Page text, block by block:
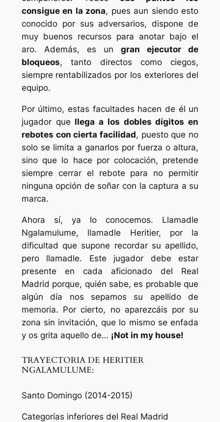
consigue en la zona, pues aun siendo esto
conocido por sus adversarios, dispone de
muy buenos recursos para anotar bajo el
aro. Además, es ungran ejecutor de
bloqueos, tanto directos como ciegos,
siempre rentabilizados por los exteriores del
equipo.
Por último, estas facultades hacen de él un
jugador que llega a los dobles dígitos en
rebotes con cierta facilidad, puesto que no
solo se limita a ganarlos por fuerza o altura,
sino que lo hace por colocación, pretende
siempre cerrar el rebote para no permitir
ninguna opción de soñar con la captura a su
marca.
Ahora sí, ya lo conocemos. Llamadle
Ngalamulume, llamadle Heritier, por la
dificultad que supone recordar su apellido,
pero llamadle. Este jugador debe estar
presente en cada aficionado del Real
Madrid porque, quién sabe, es probable que
algún día nos sepamos su apellido de
memoria. Por cierto, no aparezcáis por su
zona sin invitación, que lo mismo se enfada
y os grita aquello de… ¡Not in my house!
TRAYECTORIA DE HERITIER
NGALAMULUME:
Santo Domingo (2014-2015)
Categorías inferiores del Real Madrid